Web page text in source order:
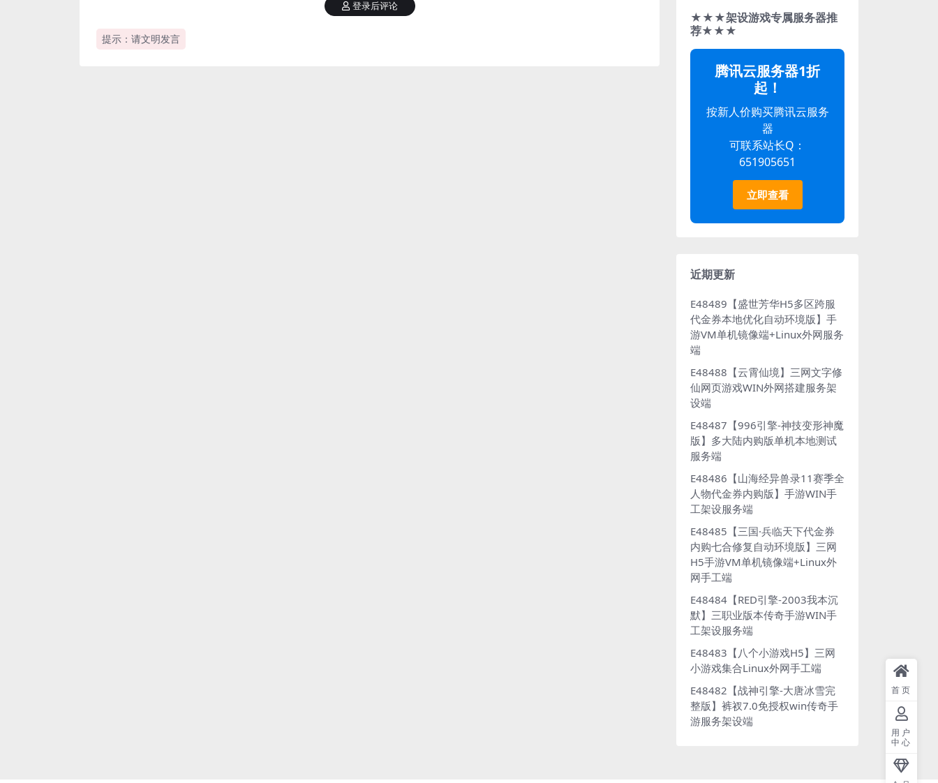
提示：请文明发言
登录后评论
★★★架设游戏专属服务器推
荐★★★
腾讯云服务器1折
起！
按新人价购买腾讯云服务
器
可联系站长Q：
651905651
立即查看
近期更新
E48489【盛世芳华H5多区跨服
代金券本地优化自动环境版】手
游VM单机镜像端+Linux外网服务
端
E48488【云霄仙境】三网文字修
仙网页游戏WIN外网搭建服务架
设端
E48487【996引擎-神技变形神魔
版】多大陆内购版单机本地测试
服务端
E48486【山海经异兽录11赛季全
人物代金券内购版】手游WIN手
工架设服务端
E48485【三国·兵临天下代金券
内购七合修复自动环境版】三网
H5手游VM单机镜像端+Linux外
网手工端
E48484【RED引擎-2003我本沉
默】三职业版本传奇手游WIN手
工架设服务端
E48483【八个小游戏H5】三网
小游戏集合Linux外网手工端
E48482【战神引擎-大唐冰雪完
整版】裤衩7.0免授权win传奇手
游服务架设端
首页
用户
中心